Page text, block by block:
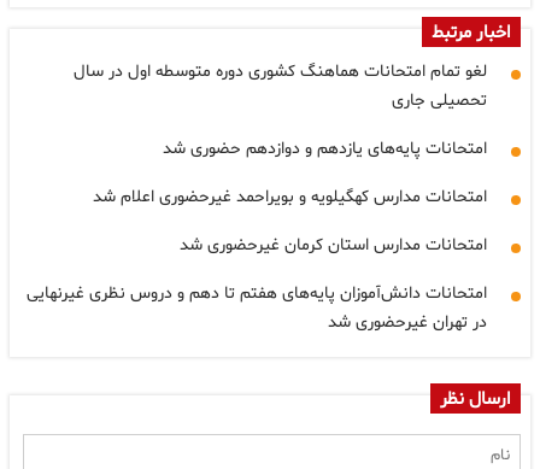
اخبار مرتبط
لغو تمام امتحانات هماهنگ کشوری دوره متوسطه اول در سال
تحصیلی جاری
امتحانات پایه‌های یازدهم و دوازدهم حضوری شد
امتحانات مدارس کهگیلویه و بویراحمد غیرحضوری اعلام شد
امتحانات مدارس استان کرمان غیرحضوری شد
امتحانات دانش‌آموزان پایه‌های هفتم تا دهم و دروس نظری غیرنهایی
در تهران غیرحضوری شد
ارسال نظر